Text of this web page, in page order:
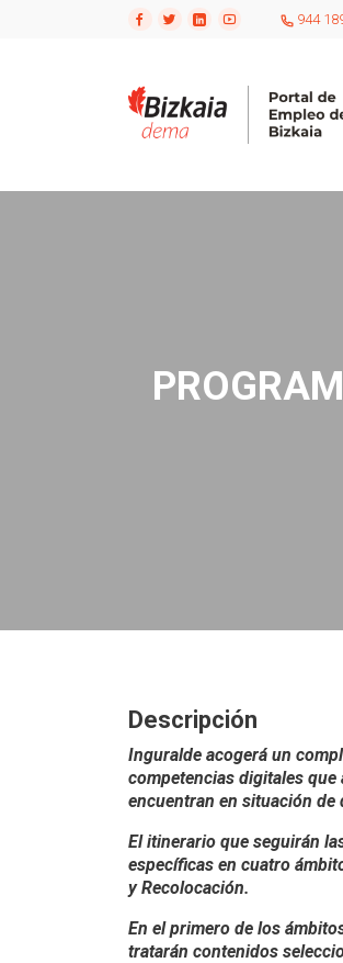
944
Descripción
Inguralde acogerá un
competencias digitales
encuentran en situación de
El itinerario que seguirán
específicas en cuatro
y Recolocación.
En el primero de los
tratarán contenidos